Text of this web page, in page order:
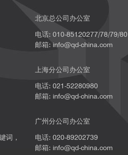
词，
北京总公司办公室
电话: 010-85120277/78/79/80
邮箱: info@qd-china.com
上海分公司办公室
电话: 021-52280980
邮箱: info@qd-china.com
广州分公司办公室
电话: 020-89202739
邮箱: info@qd-china.com